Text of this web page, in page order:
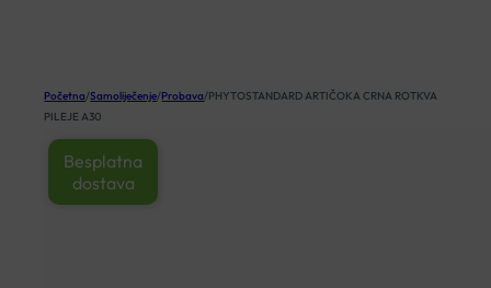
Početna/Samoliječenje/Probava/PHYTOSTANDARD ARTIČOKA CRNA ROTKVA
PILEJE A30
Besplatna
dostava